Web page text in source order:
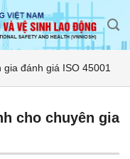
đánh giá ISO 45001
cho chuyên gia